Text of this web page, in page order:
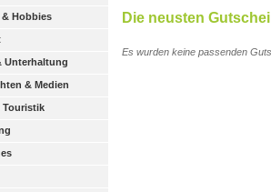
Hobbies
Unterhaltung
& Medien
Touristik
Die neusten
Es wurden keine passenden